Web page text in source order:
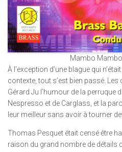
Mambo
À l’exception d’une blague qui
contexte, tout s’est bien passé.
Gérard Ju l’humour de la perruque
Nespresso et de Carglass, et la
leur meilleur sans avoir à tourner
Thomas Pesquet était censé être
raison du grand nombre de détails